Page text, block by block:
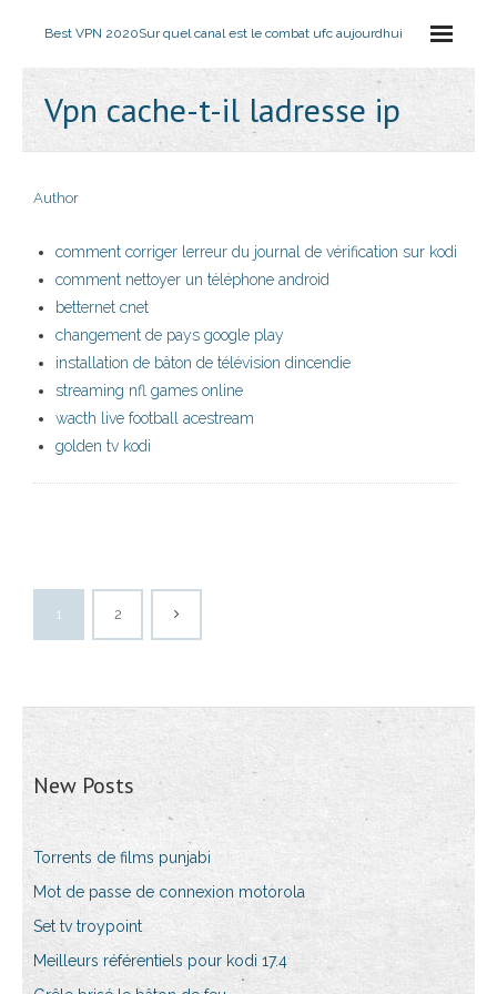
Best VPN 2020Sur quel canal est le combat ufc aujourdhui
Vpn cache-t-il ladresse ip
Author
comment corriger lerreur du journal de vérification sur kodi
comment nettoyer un téléphone android
betternet cnet
changement de pays google play
installation de bâton de télévision dincendie
streaming nfl games online
wacth live football acestream
golden tv kodi
1 2
New Posts
Torrents de films punjabi
Mot de passe de connexion motorola
Set tv troypoint
Meilleurs référentiels pour kodi 17.4